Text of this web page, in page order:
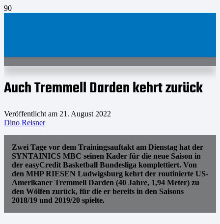
Auch Tremmell Darden kehrt zurück
Veröffentlicht am 21. August 2022
Dino Reisner
Zwei Tage vor dem Trainingsauftakt am Dienstag hat der
SYNTAINICS MBC seinen Kader für die neue Saison in
der easyCredit Basketball Bundesliga komplettiert. Von
den MHP RIESEN Ludwigsburg kehrt der routinierte US-
Amerikaner Tremmell Darden (40 Jahre, 1,94 Meter) zu
den Wölfen zurück, für die er bereits in den Saisons
2018/19 und 2019/20 spielte.